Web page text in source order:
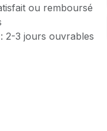
ou remboursé
2-3 jours ouvrables